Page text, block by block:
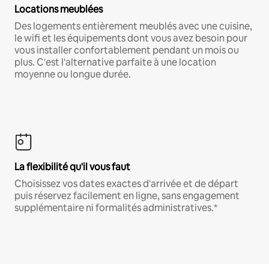
Locations meublées
Des logements entièrement meublés avec une cuisine,
le wifi et les équipements dont vous avez besoin pour
vous installer confortablement pendant un mois ou
plus. C'est l'alternative parfaite à une location
moyenne ou longue durée.
La flexibilité qu'il vous faut
Choisissez vos dates exactes d'arrivée et de départ
puis réservez facilement en ligne, sans engagement
supplémentaire ni formalités administratives.*